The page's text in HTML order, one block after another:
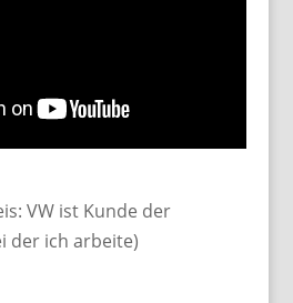
VW ist Kunde der
der ich arbeite)